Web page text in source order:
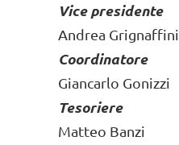
Vice presidente
Andrea Grignaffini
Coordinatore
Giancarlo Gonizzi
Tesoriere
Matteo Banzi